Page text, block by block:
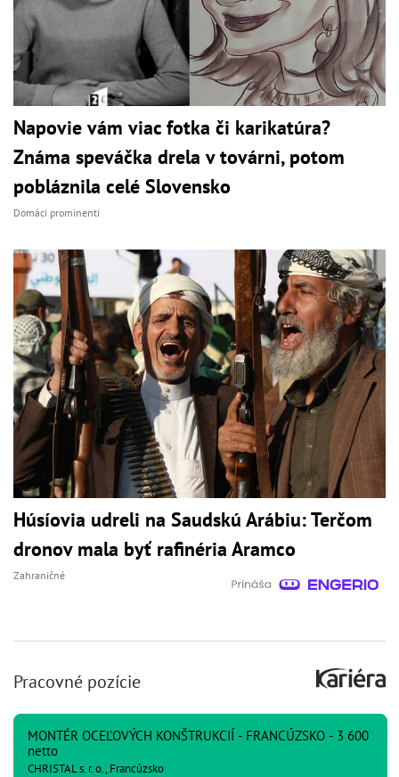
Napovie vám viac fotka či karikatúra?
Známa speváčka drela v továrni, potom
pobláznila celé Slovensko
Domáci prominenti
Húsíovia udreli na Saudskú Arábiu: Terčom
dronov mala byť rafinéria Aramco
Zahraničné
Pracovné pozície
MONTÉR OCEĽOVÝCH KONŠTRUKCIÍ - FRANCÚZSKO - 3 600
netto
CHRISTAL s. r. o., Francúzsko